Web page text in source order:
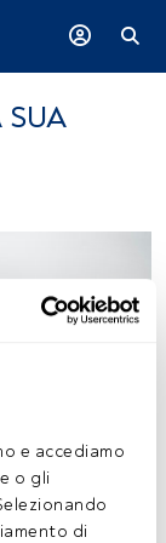
e accediamo
o gli
di
SUA